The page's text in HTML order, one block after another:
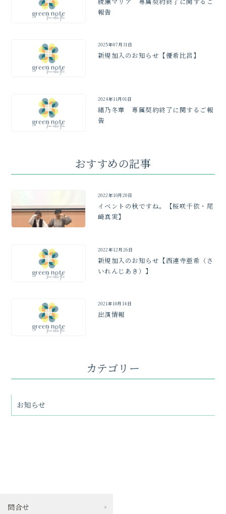
報告
2025年07月31日
新規加入のお知らせ【優希比呂】
2024年11月01日
緒乃冬華 専属契約終了に関するご報
告
おすすめの記事
2022年10月20日
イベントの秋ですね。【桜咲千依・尾
崎真実】
2022年12月26日
新規加入のお知らせ【西連寺亜希（さ
いれんじあき）】
2021年10月14日
出演情報
カテゴリー
お知らせ
問合せ